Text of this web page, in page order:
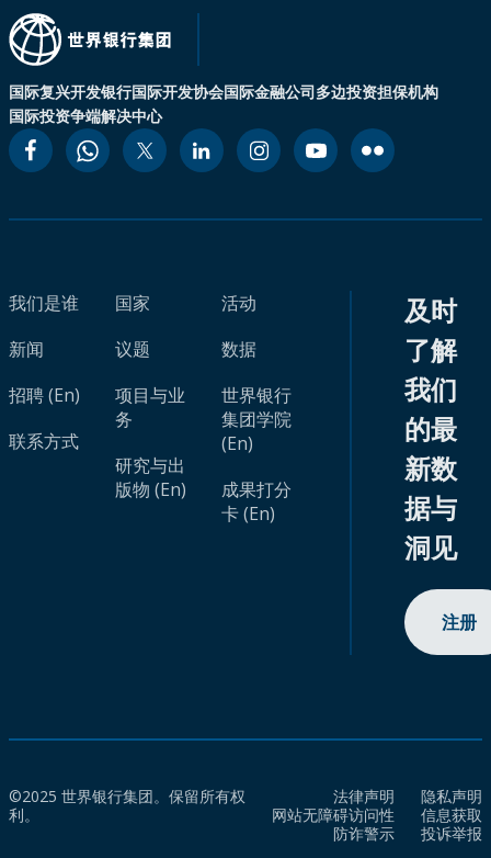
国际复兴开发银行国际开发协会国际金融公司多边投资担保机构
国际投资争端解决中心
我们是谁
新闻
招聘 (En)
联系方式
国家
议题
项目与业
务
研究与出
版物 (En)
活动
数据
世界银行
集团学院
(En)
成果打分
卡 (En)
及时
了解
我们
的最
新数
据与
洞见
注册
©2025 世界银行集团。保留所有权
利。
法律声明
隐私声明
网站无障碍访问性
信息获取
防诈警示
投诉举报